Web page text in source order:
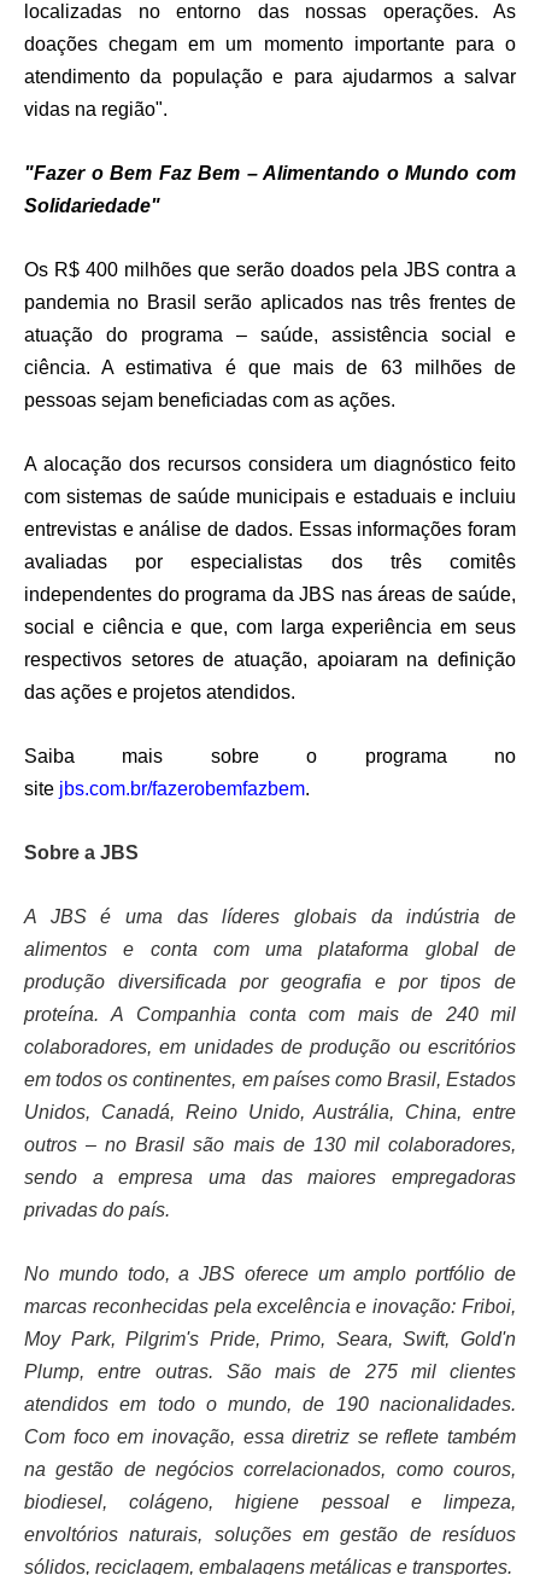
localizadas no entorno das nossas operações. As
doações chegam em um momento importante para o
atendimento da população e para ajudarmos a salvar
vidas na região".
"Fazer o Bem Faz Bem – Alimentando o Mundo com
Solidariedade"
Os R$ 400 milhões que serão doados pela JBS contra a
pandemia no Brasil serão aplicados nas três frentes de
atuação do programa – saúde, assistência social e
ciência. A estimativa é que mais de 63 milhões de
pessoas sejam beneficiadas com as ações.
A alocação dos recursos considera um diagnóstico feito
com sistemas de saúde municipais e estaduais e incluiu
entrevistas e análise de dados. Essas informações foram
avaliadas por especialistas dos três comitês
independentes do programa da JBS nas áreas de saúde,
social e ciência e que, com larga experiência em seus
respectivos setores de atuação, apoiaram na definição
das ações e projetos atendidos.
Saiba mais sobre o programa no
site jbs.com.br/fazerobemfazbem.
Sobre a JBS
A JBS é uma das líderes globais da indústria de
alimentos e conta com uma plataforma global de
produção diversificada por geografia e por tipos de
proteína. A Companhia conta com mais de 240 mil
colaboradores, em unidades de produção ou escritórios
em todos os continentes, em países como Brasil, Estados
Unidos, Canadá, Reino Unido, Austrália, China, entre
outros – no Brasil são mais de 130 mil colaboradores,
sendo a empresa uma das maiores empregadoras
privadas do país.
No mundo todo, a JBS oferece um amplo portfólio de
marcas reconhecidas pela excelência e inovação: Friboi,
Moy Park, Pilgrim's Pride, Primo, Seara, Swift, Gold'n
Plump, entre outras. São mais de 275 mil clientes
atendidos em todo o mundo, de 190 nacionalidades.
Com foco em inovação, essa diretriz se reflete também
na gestão de negócios correlacionados, como couros,
biodiesel, colágeno, higiene pessoal e limpeza,
envoltórios naturais, soluções em gestão de resíduos
sólidos, reciclagem, embalagens metálicas e transportes.